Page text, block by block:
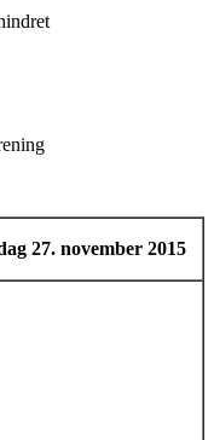
27. november 2015